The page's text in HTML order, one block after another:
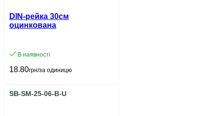
DIN-рейка 30см
оцинкована
В наявності
18.80грн/за одиницю
SB-SM-25-06-B-U